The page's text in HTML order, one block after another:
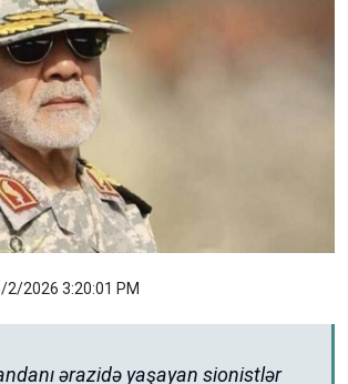
2/2026 3:20:01 PM
ərazidə yaşayan sionistlər